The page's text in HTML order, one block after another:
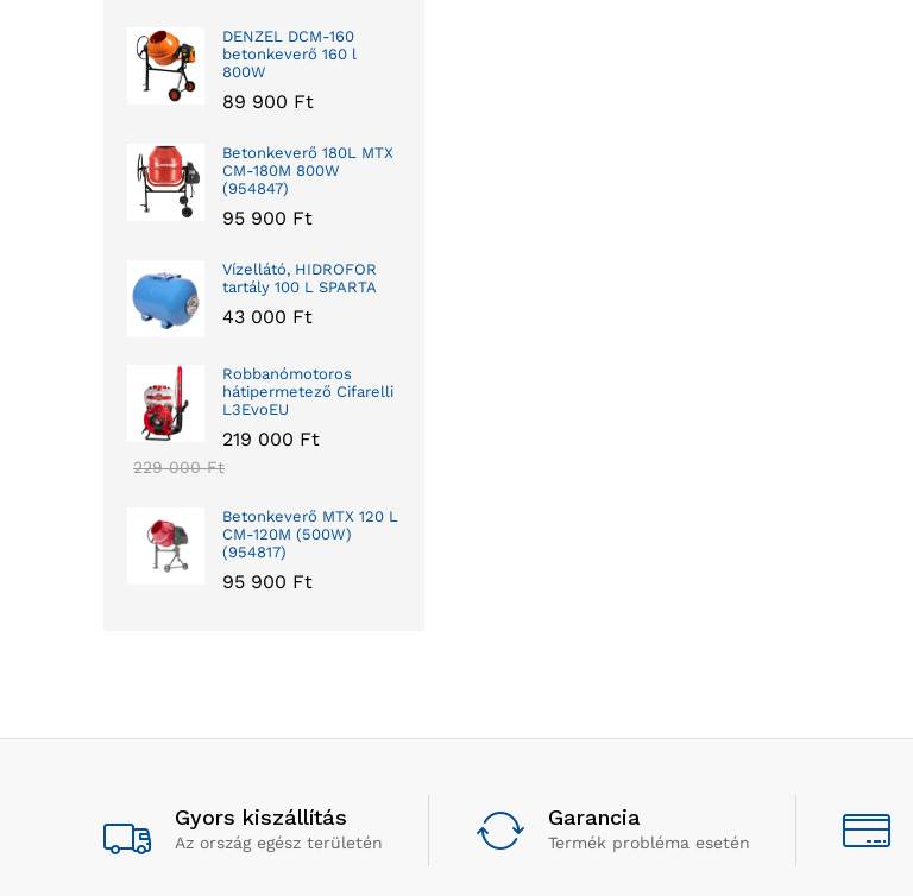
DENZEL DCM-160
betonkeverő 160 l
800W
89 900 Ft
Betonkeverő 180L MTX
CM-180M 800W
(954847)
95 900 Ft
Vízellátó, HIDROFOR
tartály 100 L SPARTA
43 000 Ft
Robbanómotoros
hátipermetező Cifarelli
L3EvoEU
219 000 Ft
229 000Ft
Betonkeverő MTX 120 L
CM-120M (500W)
(954817)
95 900 Ft
Gyors kiszállítás
Az ország egész területén
Garancia
Termék probléma esetén